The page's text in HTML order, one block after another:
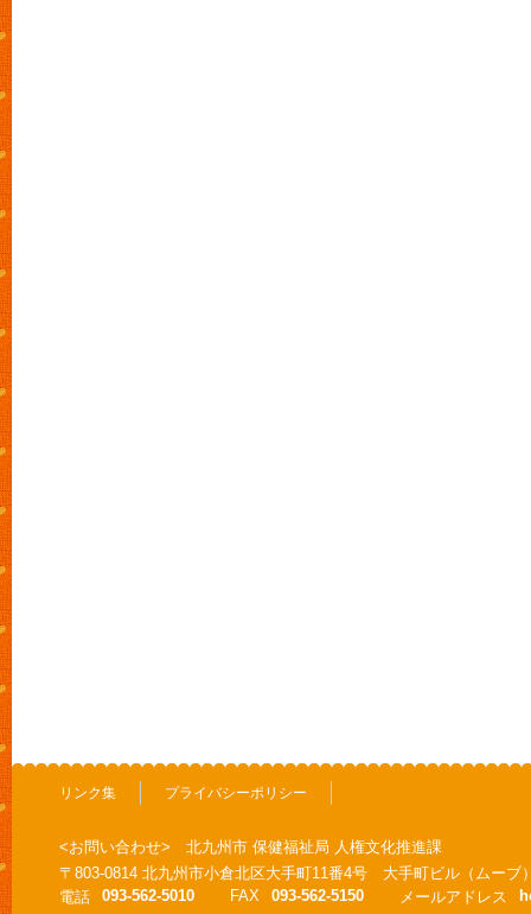
リンク集 プライバシーポリシー
<お問い合わせ> 北九州市 保健福祉局 人権文化推進課
〒803-0814 北九州市小倉北区大手町11番4号 大手町ビル（ムーブ
電話
093-562-5010 FAX 093-562-5150 メールアドレス